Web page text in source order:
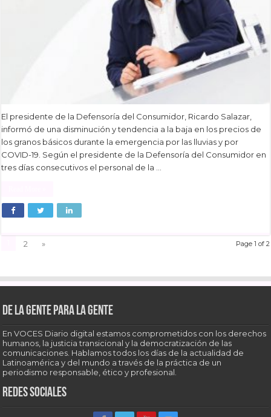
El presidente de la Defensoría del Consumidor, Ricardo Salazar,
informó de una disminución y tendencia a la baja en los precios de
los granos básicos durante la emergencia por las lluvias y por
COVID-19. Según el presidente de la Defensoría del Consumidor en
tres días consecutivos el personal de la …
Page 1 of 2
2 »
De la gente para la gente
En VOCES Diario digital estamos comprometidos con los derechos
humanos, la justicia transicional y la democratización de las
comunicaciones. Hablamos todos los días de la actualidad de
Latinoamérica y del mundo a través de la práctica de un
periodismo responsable, ético y profesional.
Redes sociales